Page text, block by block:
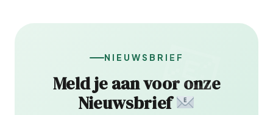
NIEUWSBRIEF
Meld je aan voor onze
Nieuwsbrief